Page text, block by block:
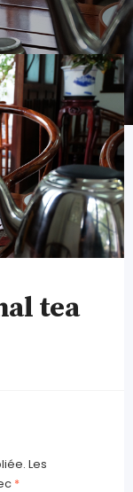
tea
Les
*